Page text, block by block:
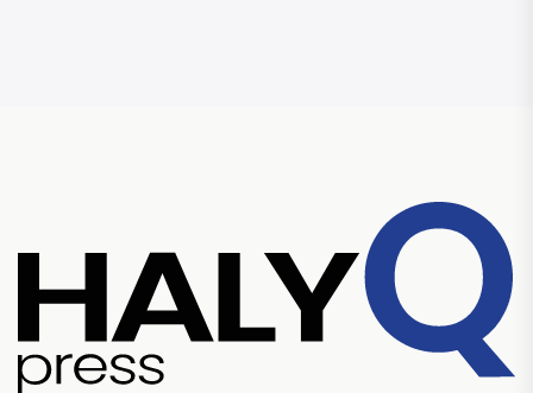
"Әділет" предлагает повысить доходы 1 млн
сельских жителей
05 АВГУСТА, 2026
РЕГИОНЫ